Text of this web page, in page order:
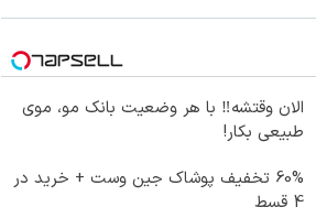
الان وقتشه‼️ با هر وضعیت بانک مو، موی
طبیعی بکار!
60% تخفیف پوشاک جین وست + خرید در
4 قسط